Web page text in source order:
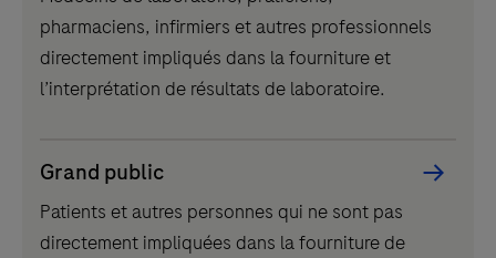
groupes de travail internationaux dans le
domaine des accréditations où il conseille
également Roche au sujet des accréditations.
pharmaciens, infirmiers et autres professionnels
directement impliqués dans la fourniture et
l’interprétation de résultats de laboratoire.
Grand public
Patients et autres personnes qui ne sont pas
directement impliquées dans la fourniture de